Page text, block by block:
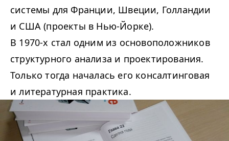
системы для Франции, Швеции, Голландии
и США (проекты в Нью-Йорке).
В 1970-х стал одним из основоположников
структурного анализа и проектирования.
Только тогда началась его консалтинговая
и литературная практика.